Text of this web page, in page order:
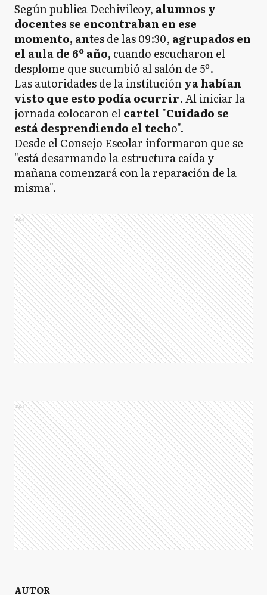
Según publica Dechivilcoy, alumnos y
docentes se encontraban en ese
momento, antes de las 09:30, agrupados en
el aula de 6º año, cuando escucharon el
desplome que sucumbió al salón de 5º.
Las autoridades de la instituciónya habían
visto que esto podía ocurrir. Al iniciar la
jornada colocaron elcartel "Cuidado se
está desprendiendo el techo".
Desde el Consejo Escolar informaron que se
"está desarmando la estructura caída y
mañana comenzará con la reparación de la
misma".
Ads
Ads
AUTOR